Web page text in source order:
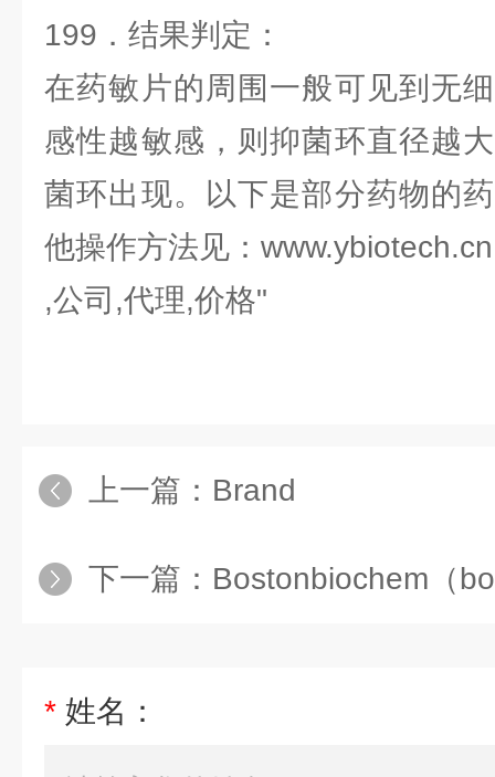
199．结果判定：
在药敏片的周围一般可见到无
感性越敏感，则抑菌环直径越
菌环出现。以下是部分药物的
他操作方法见：www.ybiotech.cn
,公司,代理,价格"
上一篇： Brand
下一篇： Bostonbiochem（
* 姓名：